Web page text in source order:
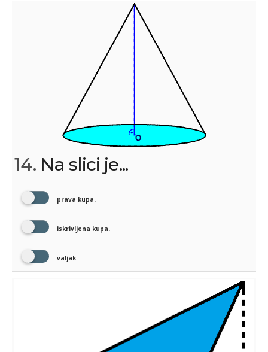
14. Na slici je...
prava kupa.
iskrivljena kupa.
valjak